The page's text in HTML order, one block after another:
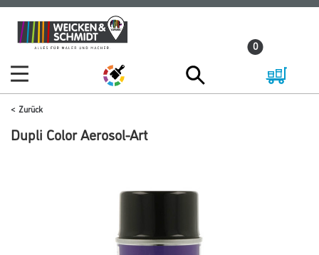
Zum
Inhalt
Zum
Navigationsmenü
0
Zurück
Dupli Color Aerosol-Art